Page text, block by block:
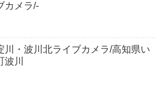
カメラ/-
川・波川北ライブカメラ/高知県い
波川